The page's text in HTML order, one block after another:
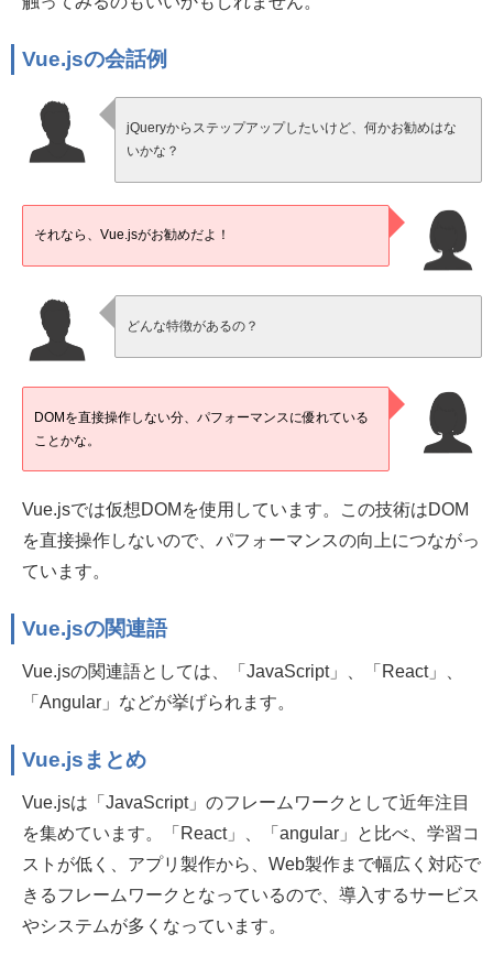
Vue.jsの会話例
jQueryからステップアップしたいけど、何かお勧めはな
いかな？
それなら、Vue.jsがお勧めだよ！
どんな特徴があるの？
DOMを直接操作しない分、パフォーマンスに優れている
ことかな。
Vue.jsでは仮想DOMを使用しています。この技術はDOM
を直接操作しないので、パフォーマンスの向上につながっ
ています。
Vue.jsの関連語
Vue.jsの関連語としては、「JavaScript」、「React」、
「Angular」などが挙げられます。
Vue.jsまとめ
Vue.jsは「JavaScript」のフレームワークとして近年注目
を集めています。「React」、「angular」と比べ、学習コ
ストが低く、アプリ製作から、Web製作まで幅広く対応で
きるフレームワークとなっているので、導入するサービス
やシステムが多くなっています。